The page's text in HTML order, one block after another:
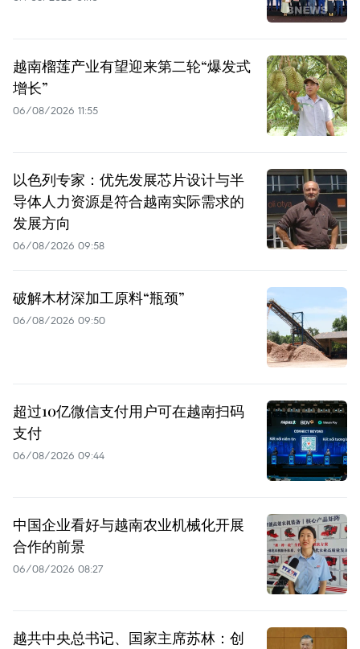
越南榴莲产业有望迎来第二轮“爆发式
增长”
06/08/2026 11:55
以色列专家：优先发展芯片设计与半
导体人力资源是符合越南实际需求的
发展方向
06/08/2026 09:58
破解木材深加工原料“瓶颈”
06/08/2026 09:50
超过10亿微信支付用户可在越南扫码
支付
06/08/2026 09:44
中国企业看好与越南农业机械化开展
合作的前景
06/08/2026 08:27
越共中央总书记、国家主席苏林：创